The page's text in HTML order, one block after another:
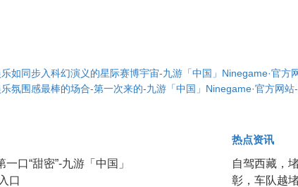
如同步入科幻演义的星际赛博宇宙-九游「中国」Ninegame·官方
氛围感最棒的场合-第一次来的-九游「中国」Ninegame·官方网站
口“甜密”-九游「中国」
口
热点资讯
自驾西藏，
彰，车队越堵